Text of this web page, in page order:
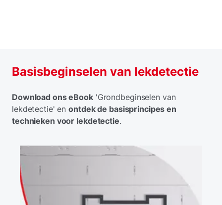
Basisbeginselen van lekdetectie
Download ons eBook'Grondbeginselen van
lekdetectie' enontdek de basisprincipes en
technieken voor lekdetectie.